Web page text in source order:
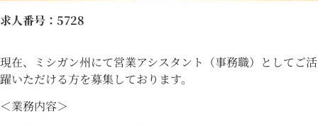
求人番号 ：5728
現在、ミシガン州にて営業アシスタント（事務職）としてご活
躍いただける方を募集しております。
＜業務内容＞